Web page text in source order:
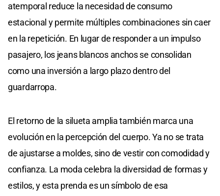
atemporal reduce la necesidad de consumo
estacional y permite múltiples combinaciones sin caer
en la repetición. En lugar de responder a un impulso
pasajero, los jeans blancos anchos se consolidan
como una inversión a largo plazo dentro del
guardarropa.
El retorno de la silueta amplia también marca una
evolución en la percepción del cuerpo. Ya no se trata
de ajustarse a moldes, sino de vestir con comodidad y
confianza. La moda celebra la diversidad de formas y
estilos, y esta prenda es un símbolo de esa